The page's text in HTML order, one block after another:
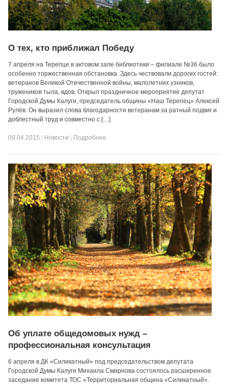
О тех, кто приближал Победу
7 апреля на Терепце в актовом зале библиотеки – филиале №36 было
особенно торжественная обстановка. Здесь чествовали дорогих гостей:
ветеранов Великой Отечественной войны, малолетних узников,
тружеников тыла, вдов. Открыл праздничное мероприятие депутат
Городской Думы Калуги, председатель общины «Наш Терепец» Алексей
Рулёв. Он выразил слова благодарности ветеранам за ратный подвиг и
доблестный труд и совместно с […]
09.04.2015 | Новости | Подробнее
Об уплате общедомовых нужд –
профессиональная консультация
6 апреля в ДК «Силикатный» под председательством депутата
Городской Думы Калуги Михаила Смирнова состоялось расширенное
заседание комитета ТОС «Территориальная община «Силикатный».